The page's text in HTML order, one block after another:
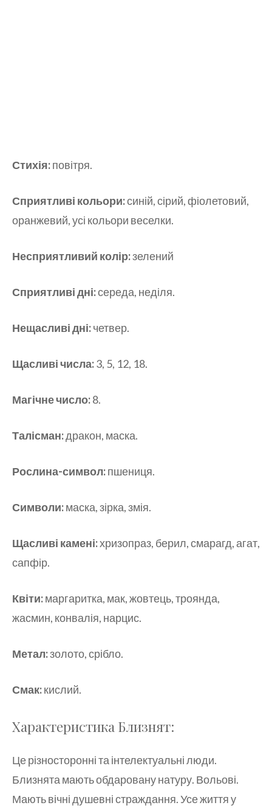
Стихія:повітря.
Сприятливі кольори:синій, сірий, фіолетовий,
оранжевий, усі кольори веселки.
Несприятливий колір:зелений
Сприятливі дні:середа, неділя.
Нещасливі дні:четвер.
Щасливі числа:3, 5, 12, 18.
Магічне число:8.
Талісман:дракон, маска.
Рослина-символ:пшениця.
Символи:маска, зірка, змія.
Щасливі камені:хризопраз, берил, смарагд, агат,
сапфір.
Квіти:маргаритка, мак, жовтець, троянда,
жасмин, конвалія, нарцис.
Метал:золото, срібло.
Смак:кислий.
Характеристика Близнят:
Це різносторонні та інтелектуальні люди.
Близнята мають обдаровану натуру. Вольові.
Мають вічні душевні страждання. Усе життя у